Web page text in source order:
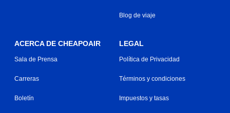
Blog de viaje
ACERCA DE CHEAPOAIR
Sala de Prensa
Carreras
Boletín
LEGAL
Política de Privacidad
Términos y condiciones
Impuestos y tasas